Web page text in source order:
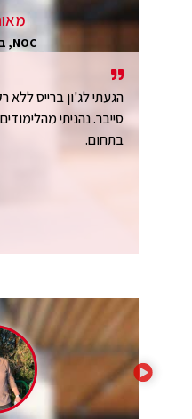
NOC, בנק ישראל
הגעתי לג'ון ברייס ללא
סייבר. נהניתי
בתחום.